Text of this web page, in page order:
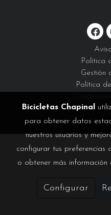
Política
Gestión
Política
Bicicletas Chapinal
para obtener datos
nuestros usuarios y
configurar tus preferencias
o obtener más información
Configurar